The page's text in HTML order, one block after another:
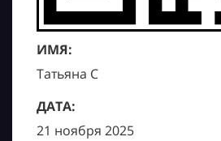
ИМЯ:
Татьяна С
ДАТА:
21 ноября 2025